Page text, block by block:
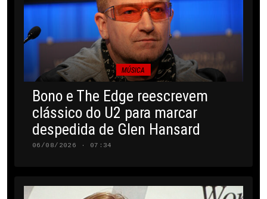
MÚSICA
Bono e The Edge reescrevem
clássico do U2 para marcar
despedida de Glen Hansard
06/08/2026 · 07:34